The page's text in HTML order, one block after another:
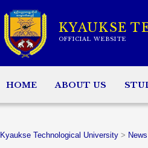
KYAUKSE
OFFICIAL WEBSITE
HOME ABOUT US
Kyaukse Technological University > News